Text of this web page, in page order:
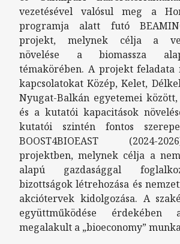
vezetésével valósul meg a
programja alatt futó
projekt, melynek célja a
növelése a biomassza
témakörében. A projekt feladata
kapcsolatokat Közép, Kelet,
Nyugat-Balkán egyetemei
és a kutatói kapacitások
kutatói szintén fontos
BOOST4BIOEAST (2024-
projektben, melynek célja a
alapú gazdasággal
bizottságok létrehozása és
akciótervek kidolgozása. A
együttműködése
megalakult a „bioeconomy”